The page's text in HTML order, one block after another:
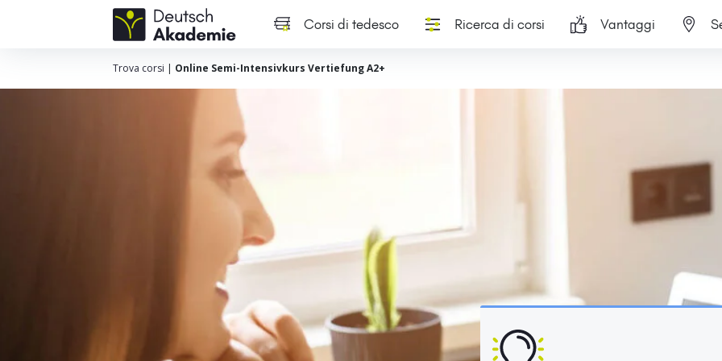
Corsi di tedesco Ricerca di corsi Vantaggi
Trova corsi | Online Semi-Intensivkurs Vertiefung A2+